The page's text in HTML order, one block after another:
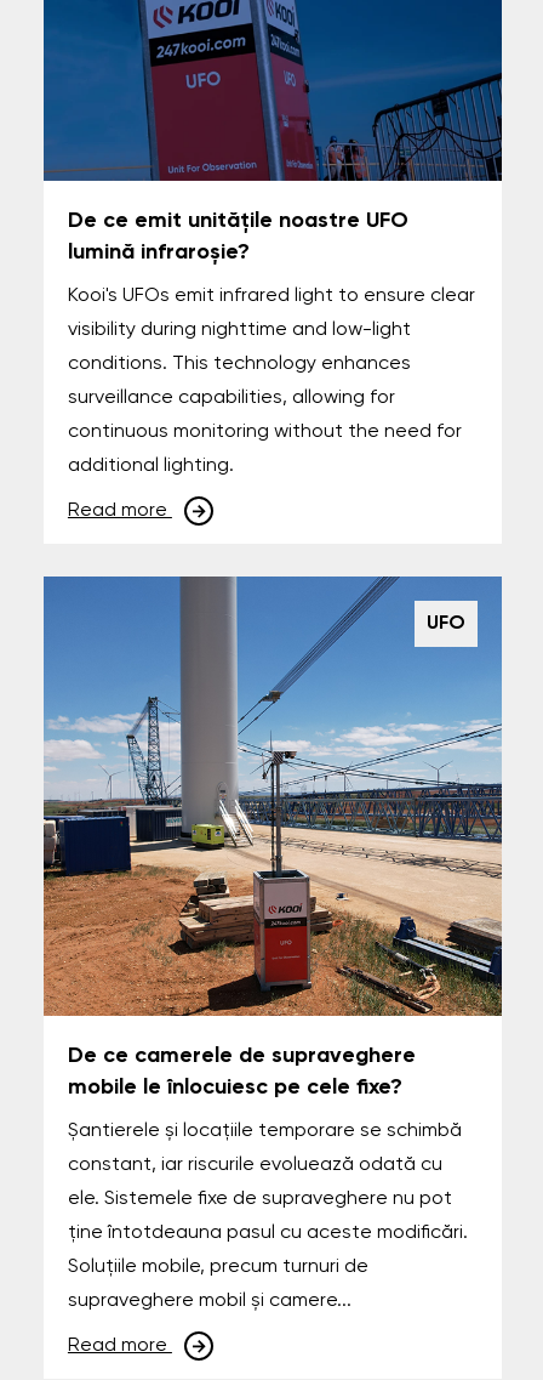
De ce emit unitățile noastre UFO
lumină infraroșie?
Kooi's UFOs emit infrared light to ensure clear
visibility during nighttime and low-light
conditions. This technology enhances
surveillance capabilities, allowing for
continuous monitoring without the need for
additional lighting.
Read more
UFO
De ce camerele de supraveghere
mobile le înlocuiesc pe cele fixe?
Șantierele și locațiile temporare se schimbă
constant, iar riscurile evoluează odată cu
ele. Sistemele fixe de supraveghere nu pot
ține întotdeauna pasul cu aceste modificări.
Soluțiile mobile, precum turnuri de
supraveghere mobil și camere...
Read more